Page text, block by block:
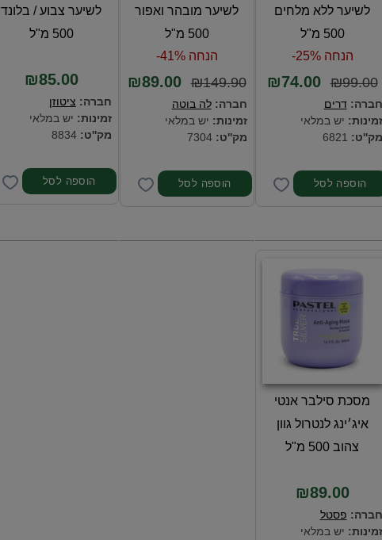
לשיער ללא מלחים
500 מ"ל
הנחה 25%-
₪99.00
₪74.00
חברה:דרים
זמינות: יש במלאי
מק''ט:
לשיער מובהר ואפור
500 מ"ל
הנחה 41%-
₪149.90
₪89.00
חברה:לה בוטה
זמינות: יש במלאי
מק''ט: 7304
לשיער צבוע / בלונד
500 מ"ל
₪85.00
חברה: ציטוזן
זמינות: יש במלאי
מק''ט: 8834
מסכת סילבר אנטי
איג׳ינג לנטרול גוון
צהוב 500 מ"ל
₪89.00
חברה: פסטל
זמינות: יש במלאי